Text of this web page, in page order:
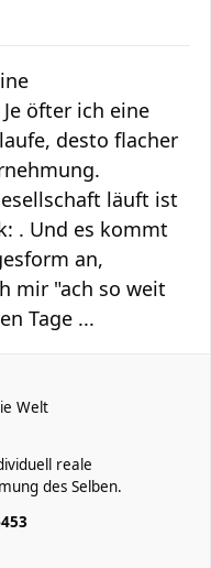
öfter ich eine
desto flacher
läuft ist
. Und es kommt
an,
mir "ach so weit
Tage ...
Welt
reale
des Selben.